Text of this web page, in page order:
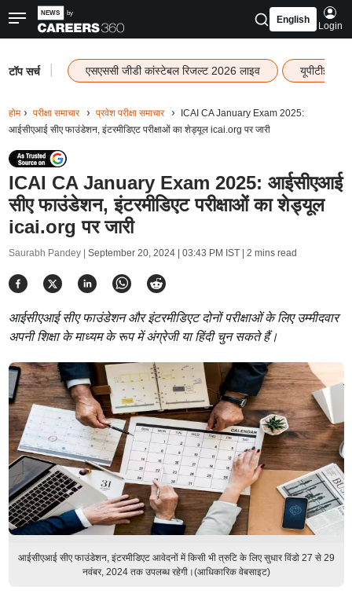
English
Login
टॉप सर्च एसएससी जीडी कांस्टेबल रिजल्ट 2026 लाइव यूपीटीईटी
होम परीक्षा समाचार प्रवेश परीक्षा समाचार
ICAI CA January Exam 2025:
आईसीएआई सीए फाउंडेशन, इंटरमीडिएट परीक्षाओं का शेड्यूल icai.org पर जारी
ICAI CA January Exam 2025: आईसीएआई
सीए फाउंडेशन, इंटरमीडिएट परीक्षाओं का शेड्यूल
icai.org पर जारी
Saurabh Pandey | September 20, 2024 | 03:43 PM IST| 2 mins read
आईसीएआई सीए फाउंडेशन और इंटरमीडिएट दोनों परीक्षाओं के लिए उम्मीदवार
अपनी शिक्षा के माध्यम के रूप में अंग्रेजी या हिंदी चुन सकते हैं।
आईसीएआई सीए फाउंडेशन, इंटरमीडिएट आवेदनों में किसी भी त्रुटि के लिए सुधार विंडो 27 से 29
नवंबर, 2024 तक उपलब्ध रहेगी।(आधिकारिक वेबसाइट)